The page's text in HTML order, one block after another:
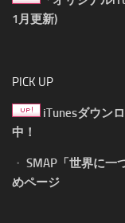
1月更新)
PICK UP
iTunesダウン
中！
・ SMAP「世界に一
めページ